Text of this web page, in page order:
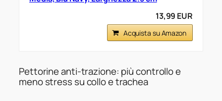
13,99 EUR
Acquista su Amazon
Pettorine anti-trazione: più controllo e
meno stress su collo e trachea